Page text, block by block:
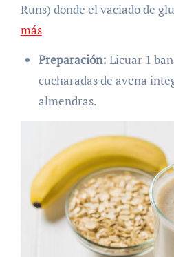
Runs) donde el vaciado de
más
Preparación: Licuar 1
cucharadas de avena
almendras.